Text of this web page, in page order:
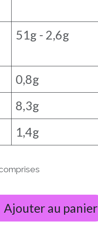
51g - 2,6g
0,8g
8,3g
1,4g
Ajouter au panier